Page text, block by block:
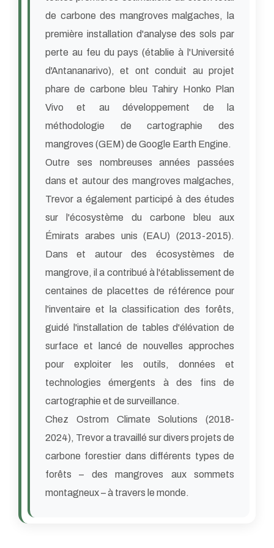
de carbone des mangroves malgaches, la
première installation d'analyse des sols par
perte au feu du pays (établie à l'Université
d'Antananarivo), et ont conduit au projet
phare de carbone bleu Tahiry Honko Plan
Vivo et au développement de la
méthodologie de cartographie des
mangroves (GEM) de Google Earth Engine.
Outre ses nombreuses années passées
dans et autour des mangroves malgaches,
Trevor a également participé à des études
sur l'écosystème du carbone bleu aux
Émirats arabes unis (EAU) (2013-2015).
Dans et autour des écosystèmes de
mangrove, il a contribué à l'établissement de
centaines de placettes de référence pour
l'inventaire et la classification des forêts,
guidé l'installation de tables d'élévation de
surface et lancé de nouvelles approches
pour exploiter les outils, données et
technologies émergents à des fins de
cartographie et de surveillance.
Chez Ostrom Climate Solutions (2018-
2024), Trevor a travaillé sur divers projets de
carbone forestier dans différents types de
forêts – des mangroves aux sommets
montagneux – à travers le monde.